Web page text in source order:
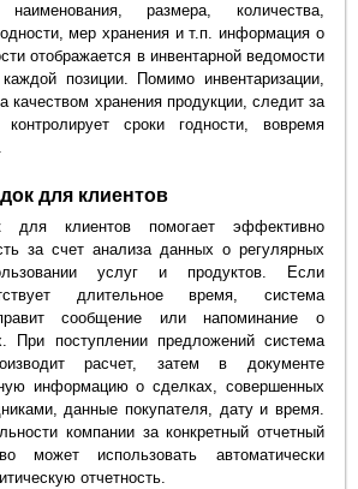
размера, количества,
мер хранения и т.п. информация о
отображается в инвентарной ведомости
позиции. Помимо инвентаризации,
качеством хранения продукции, следит за
сроки годности, вовремя
для клиентов
для клиентов помогает эффективно
за счет анализа данных о регулярных
услуг и продуктов. Если
длительное время, система
сообщение или напоминание о
При поступлении предложений система
расчет, затем в документе
информацию о сделках, совершенных
данные покупателя, дату и время.
компании за конкретный отчетный
может использовать автоматически
отчетность.